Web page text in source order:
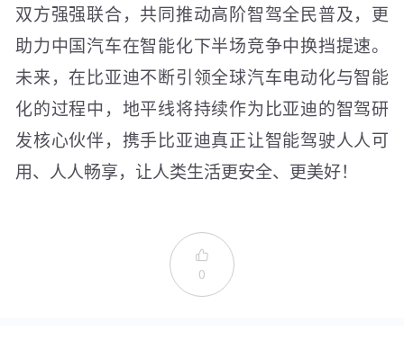
双方强强联合，共同推动高阶智驾全民普及，更
助力中国汽车在智能化下半场竞争中换挡提速。
未来，在比亚迪不断引领全球汽车电动化与智能
化的过程中，地平线将持续作为比亚迪的智驾研
发核心伙伴，携手比亚迪真正让智能驾驶人人可
用、人人畅享，让人类生活更安全、更美好！

0